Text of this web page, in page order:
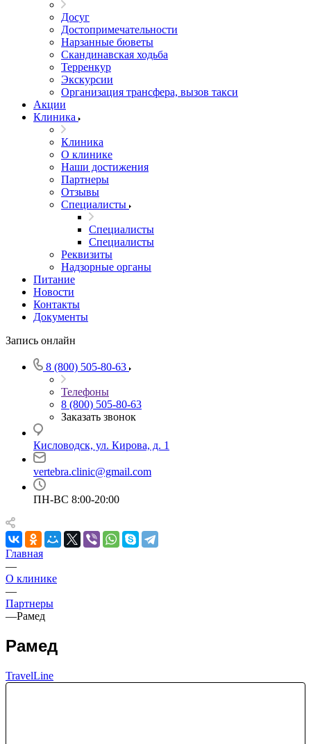
Досуг
Достопримечательности
Нарзанные бюветы
Скандинавская ходьба
Терренкур
Экскурсии
Организация трансфера, вызов такси
Акции
Клиника
Клиника
О клинике
Наши достижения
Партнеры
Отзывы
Специалисты
Специалисты
Специалисты
Реквизиты
Надзорные органы
Питание
Новости
Контакты
Документы
Запись онлайн
8 (800) 505-80-63
Телефоны
8 (800) 505-80-63
Заказать звонок
Кисловодск, ул. Кирова, д. 1
vertebra.clinic@gmail.com
ПН-ВС 8:00-20:00
Главная
—
О клинике
—
Партнеры
—Рамед
Рамед
TravelLine